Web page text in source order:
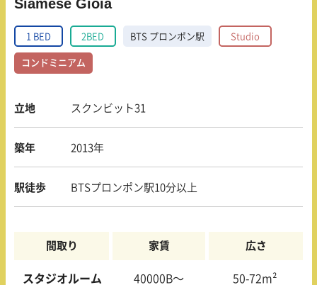
Siamese Gioia
1 BED 2BED BTS プロンポン駅 Studio
コンドミニアム
立地 スクンビット31
築年 2013年
駅徒歩 BTSプロンポン駅10分以上
間取り 家賃 広さ
スタジオルーム 40000B〜 50-72m²